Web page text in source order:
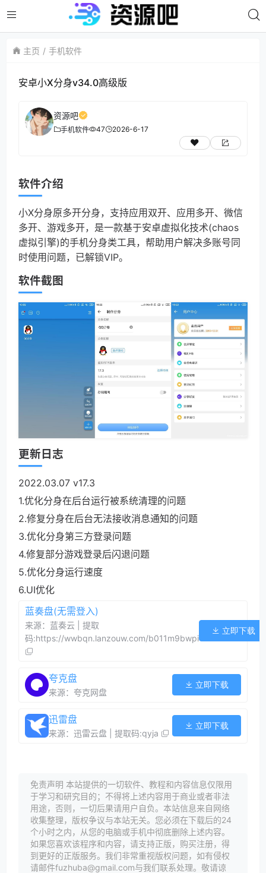
主页 手机软件
安卓小X分身v34.0高级版
资源吧
手机软件 47 2026-6-17
软件介绍
小X分身原多开分身，支持应用双开、应用多开、微信
多开、游戏多开，是一款基于安卓虚拟化技术(chaos
虚拟引擎)的手机分身类工具，帮助用户解决多账号同
时使用问题，已解锁VIP。
软件截图
更新日志
2022.03.07 v17.3
1.优化分身在后台运行被系统清理的问题
2.修复分身在后台无法接收消息通知的问题
3.优化分身第三方登录问题
4.修复部分游戏登录后闪退问题
5.优化分身运行速度
6.UI优化
蓝奏盘(无需登入)
来源：蓝奏云 | 提取
码:https://wwbqn.lanzouw.com/b011m9bwpi
立即下载
夸克盘
来源：夸克网盘
立即下载
迅雷盘
来源：迅雷云盘 | 提取码:qyja
立即下载
免责声明 本站提供的一切软件、教程和内容信息仅限用
于学习和研究目的；不得将上述内容用于商业或者非法
用途，否则，一切后果请用户自负。本站信息来自网络
收集整理，版权争议与本站无关。您必须在下载后的24
个小时之内，从您的电脑或手机中彻底删除上述内容。
如果您喜欢该程序和内容，请支持正版，购买注册，得
到更好的正版服务。我们非常重视版权问题，如有侵权
请邮件fuzhuba@gmail.com与我们联系处理。敬请谅